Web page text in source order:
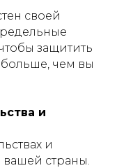
своей
защитить
больше, чем вы
и
и
вашей страны.